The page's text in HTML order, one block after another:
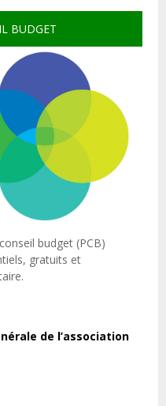
BUDGET
budget (PCB)
gratuits et
de l’association